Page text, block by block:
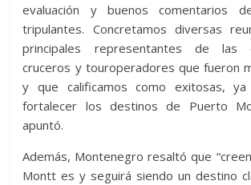
evaluación y buenos comentarios
tripulantes. Concretamos diversas
principales representantes de las
cruceros y touroperadores que fueron
y que calificamos como exitosas,
fortalecer los destinos de Puerto
apuntó.
Además, Montenegro resaltó que
Montt es y seguirá siendo un destino